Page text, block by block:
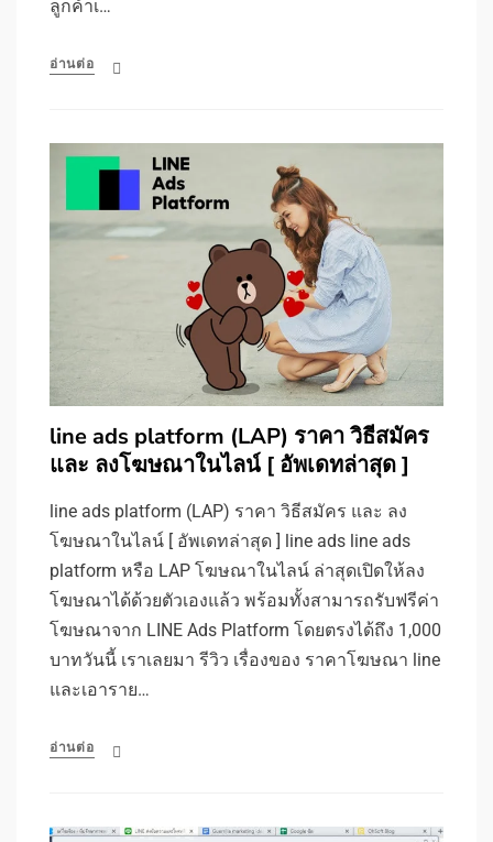
ลูกค้าเ…
อ่านต่อ
line ads platform (LAP) ราคา วิธีสมัคร
และ ลงโฆษณาในไลน์ [ อัพเดทล่าสุด ]
line ads platform (LAP) ราคา วิธีสมัคร และ ลง
โฆษณาในไลน์ [ อัพเดทล่าสุด ] line ads line ads
platform หรือ LAP โฆษณาในไลน์ ล่าสุดเปิดให้ลง
โฆษณาได้ด้วยตัวเองแล้ว พร้อมทั้งสามารถรับฟรีค่า
โฆษณาจาก LINE Ads Platform โดยตรงได้ถึง 1,000
บาทวันนี้ เราเลยมา รีวิว เรื่องของ ราคาโฆษณา line
และเอาราย…
อ่านต่อ